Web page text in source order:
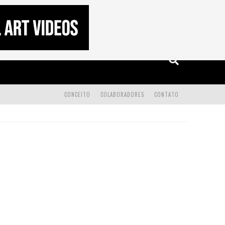
CONTATO
COLABORADORES
CONCEITO